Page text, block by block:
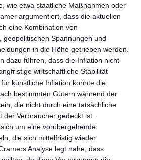
wie etwa staatliche Maßnahmen oder
argumentiert, dass die aktuellen
eine Kombination von
geopolitischen Spannungen und
in die Höhe getrieben werden.
dazu führen, dass die Inflation nicht
wirtschaftliche Stabilität
künstliche Inflation könnte die
bestimmten Gütern während der
die nicht durch eine tatsächliche
der Verbraucher gedeckt ist.
um eine vorübergehende
die sich mittelfristig wieder
Analyse legt nahe, dass